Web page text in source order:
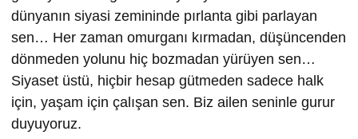
dünyanın siyasi zemininde pırlanta gibi parlayan
sen… Her zaman omurganı kırmadan, düşüncenden
dönmeden yolunu hiç bozmadan yürüyen sen…
Siyaset üstü, hiçbir hesap gütmeden sadece halk
için, yaşam için çalışan sen. Biz ailen seninle gurur
duyuyoruz.